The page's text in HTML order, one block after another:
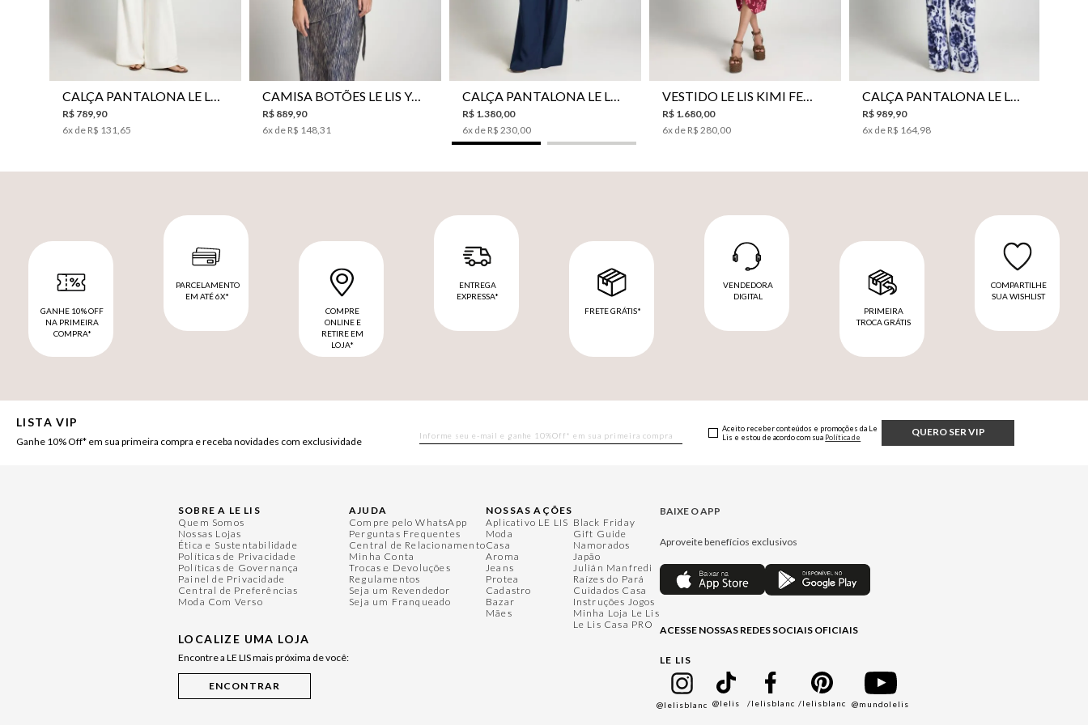
CALÇA PANTALONA LE LIS HORI FEMININA
R$ 789,90
6x de R$ 131,65
CAMISA BOTÕES LE LIS YANNA FEMININA
R$ 889,90
6x de R$ 148,31
CALÇA PANTALONA LE LIS SAKURA II FEMININA
R$ 1.380,00
6x de R$ 230,00
VESTIDO LE LIS KIMI FEMININO
R$ 1.680,00
6x de R$ 280,00
CALÇA PANTALONA LE LIS JESSICA FEMININA
R$ 989,90
6x de R$ 164,98
GANHE 10% OFF
NA PRIMEIRA
COMPRA*
PARCELAMENTO
EM ATÉ 6X*
COMPRE
ONLINE E
RETIRE EM
LOJA*
ENTREGA
EXPRESSA*
FRETE GRÁTIS*
VENDEDORA
DIGITAL
PRIMEIRA
TROCA GRÁTIS
COMPARTILHE
SUA WISHLIST
LISTA VIP
Ganhe 10% Off* em sua primeira compra e receba novidades com exclusividade
QUERO SER VIP
Aceito receber conteúdos e promoções da Le
Lis e estou de acordo com sua Política de
SOBRE A LE LIS
Quem Somos
Nossas Lojas
Ética e Sustentabilidade
Políticas de Privacidade
Políticas de Governança
Painel de Privacidade
Central de Preferências
Moda Com Verso
LOCALIZE UMA LOJA
Encontre a LE LIS mais próxima de você:
AJUDA
Compre pelo WhatsApp
Perguntas Frequentes
Central de Relacionamento
Minha Conta
Trocas e Devoluções
Regulamentos
Seja um Revendedor
Seja um Franqueado
NOSSAS AÇÕES
Aplicativo LE LIS
Moda
Casa
Aroma
Jeans
Protea
Cadastro
Bazar
Mães
Black Friday
Gift Guide
Namorados
Japão
Julián Manfredi
Raízes do Pará
Cuidados Casa
Instruções Jogos
Minha Loja Le Lis
Le Lis Casa PRO
BAIXE O APP
Aproveite benefícios exclusivos
ACESSE NOSSAS REDES SOCIAIS OFICIAIS
LE LIS
@lelisblanc @lelis /lelisblanc /lelisblanc @mundolelis